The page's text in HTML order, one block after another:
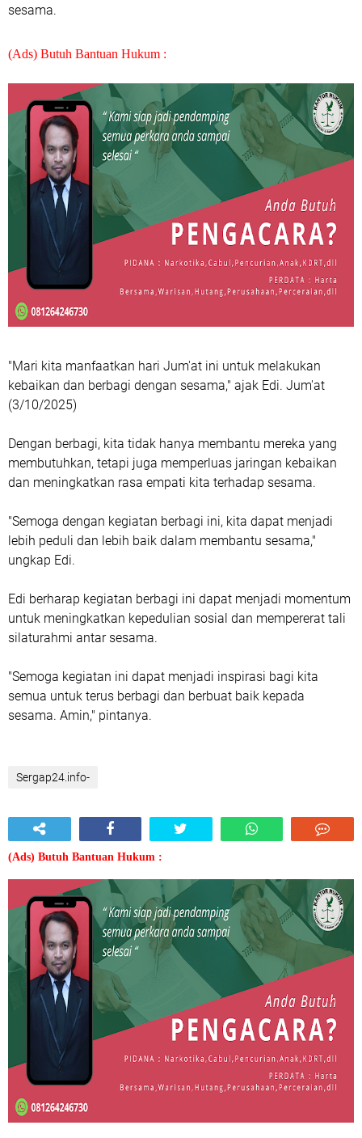
sesama.
(Ads) Butuh Bantuan Hukum :
"Mari kita manfaatkan hari Jum'at ini untuk melakukan
kebaikan dan berbagi dengan sesama," ajak Edi. Jum'at
(3/10/2025)
Dengan berbagi, kita tidak hanya membantu mereka yang
membutuhkan, tetapi juga memperluas jaringan kebaikan
dan meningkatkan rasa empati kita terhadap sesama.
"Semoga dengan kegiatan berbagi ini, kita dapat menjadi
lebih peduli dan lebih baik dalam membantu sesama,"
ungkap Edi.
Edi berharap kegiatan berbagi ini dapat menjadi momentum
untuk meningkatkan kepedulian sosial dan mempererat tali
silaturahmi antar sesama.
"Semoga kegiatan ini dapat menjadi inspirasi bagi kita
semua untuk terus berbagi dan berbuat baik kepada
sesama. Amin," pintanya.
Sergap24.info-
(Ads) Butuh Bantuan Hukum :